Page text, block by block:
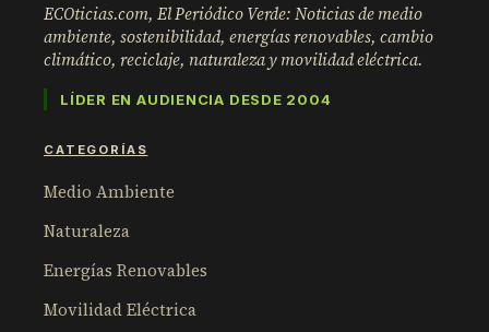
ECOticias.com, El Periódico Verde: Noticias de medio
ambiente, sostenibilidad, energías renovables, cambio
climático, reciclaje, naturaleza y movilidad eléctrica.
LÍDER EN AUDIENCIA DESDE 2004
CATEGORÍAS
Medio Ambiente
Naturaleza
Energías Renovables
Movilidad Eléctrica